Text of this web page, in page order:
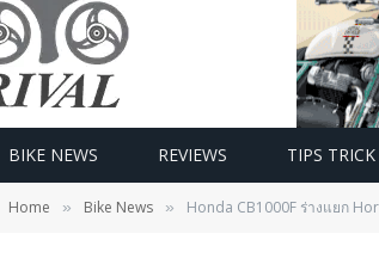
BIKE NEWS REVIEWS TIPS TRICK
Home » Bike News » Honda CB1000F ร่างแยก